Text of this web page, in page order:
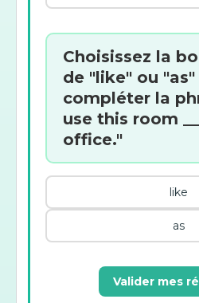
Choisissez la
de "like" ou
compléter la
use this room
office."
like
as
Valider mes